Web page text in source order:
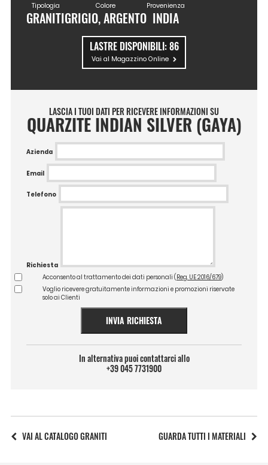
Tipologia
GRANITI
Colore
GRIGIO, ARGENTO
Provenienza
INDIA
LASTRE DISPONIBILI:86
Vai al Magazzino Online
LASCIA I TUOI DATI PER RICEVERE INFORMAZIONI SU
QUARZITE INDIAN SILVER (GAYA)
Azienda
Email
Telefono
Richiesta
Acconsento al trattamento dei dati personali ( Reg. UE 2016/679)
Voglio ricevere gratuitamente informazioni e promozioni riservate
solo ai Clienti
INVIA RICHIESTA
In alternativa puoi contattarci allo
+39 045 7731900
VAI AL CATALOGO GRANITI GUARDA TUTTI I MATERIALI